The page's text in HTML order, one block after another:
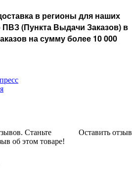
в регионы для наших
ПВЗ (Пункта Выдачи Заказов) в
на сумму более 10 000
Оставить отзыв
Станьте
об этом товаре!